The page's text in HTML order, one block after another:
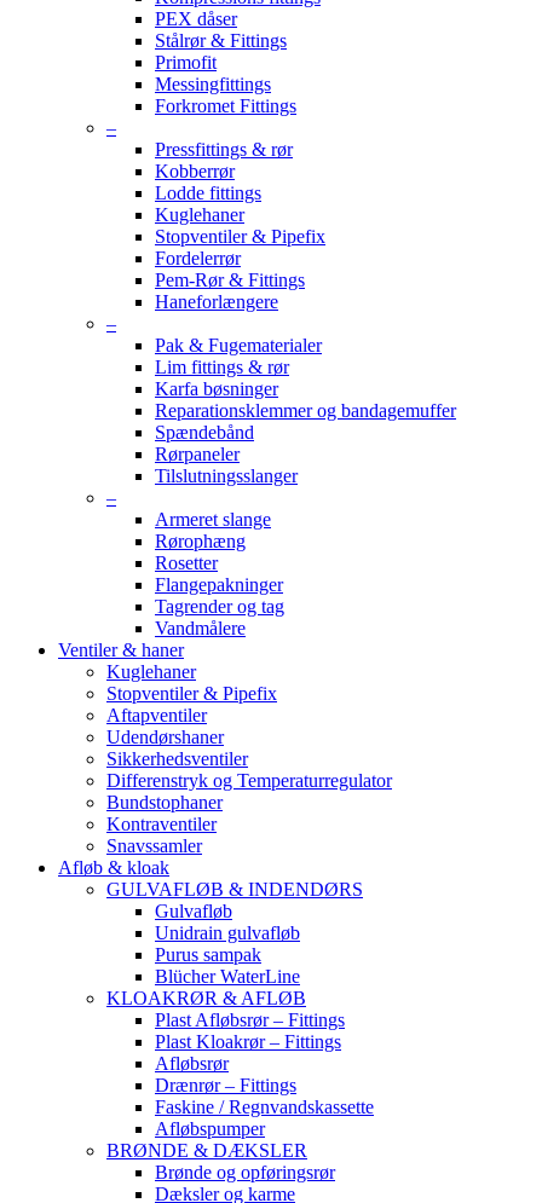
PEX dåser
Stålrør & Fittings
Primofit
Messingfittings
Forkromet Fittings
–
Pressfittings & rør
Kobberrør
Lodde fittings
Kuglehaner
Stopventiler & Pipefix
Fordelerrør
Pem-Rør & Fittings
Haneforlængere
–
Pak & Fugematerialer
Lim fittings & rør
Karfa bøsninger
Reparationsklemmer og bandagemuffer
Spændebånd
Rørpaneler
Tilslutningsslanger
–
Armeret slange
Rørophæng
Rosetter
Flangepakninger
Tagrender og tag
Vandmålere
Ventiler & haner
Kuglehaner
Stopventiler & Pipefix
Aftapventiler
Udendørshaner
Sikkerhedsventiler
Differenstryk og Temperaturregulator
Bundstophaner
Kontraventiler
Snavssamler
Afløb & kloak
GULVAFLØB & INDENDØRS
Gulvafløb
Unidrain gulvafløb
Purus sampak
Blücher WaterLine
KLOAKRØR & AFLØB
Plast Afløbsrør – Fittings
Plast Kloakrør – Fittings
Afløbsrør
Drænrør – Fittings
Faskine / Regnvandskassette
Afløbspumper
BRØNDE & DÆKSLER
Brønde og opføringsrør
Dæksler og karme